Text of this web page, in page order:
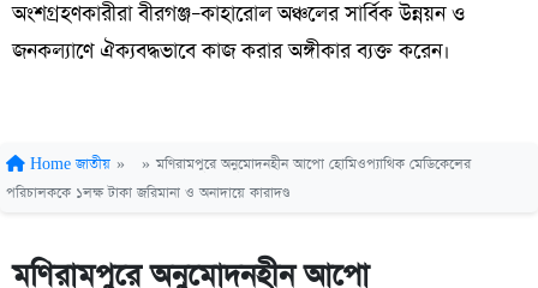
অংশগ্রহণকারীরা বীরগঞ্জ–কাহারোল অঞ্চলের সার্বিক উন্নয়ন ও
জনকল্যাণে ঐক্যবদ্ধভাবে কাজ করার অঙ্গীকার ব্যক্ত করেন।
Home জাতীয় » » মণিরামপুরে অনুমোদনহীন আপো হোমিওপ্যাথিক মেডিকেলের
পরিচালককে ১লক্ষ টাকা জরিমানা ও অনাদায়ে কারাদণ্ড
মণিরামপুরে অনুমোদনহীন আপো